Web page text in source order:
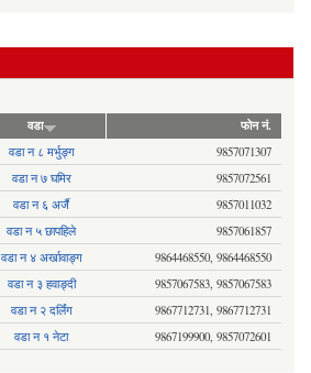
वडा फोन नं.
वडा न ८ मर्भुङ्ग
9857071307
वडा न ७ घमिर
9857072561
वडा न ६ अर्जै
9857011032
वडा न ५ छापहिले
9857061857
वडा न‍ ४ अर्खावाङ्ग
9864468550, 9864468550
वडा न ३ हवाङ्दी
9857067583, 9857067583
वडा न २ दर्लिंग
9867712731, 9867712731
वडा न १ नेटा 9867199900, 9857072601